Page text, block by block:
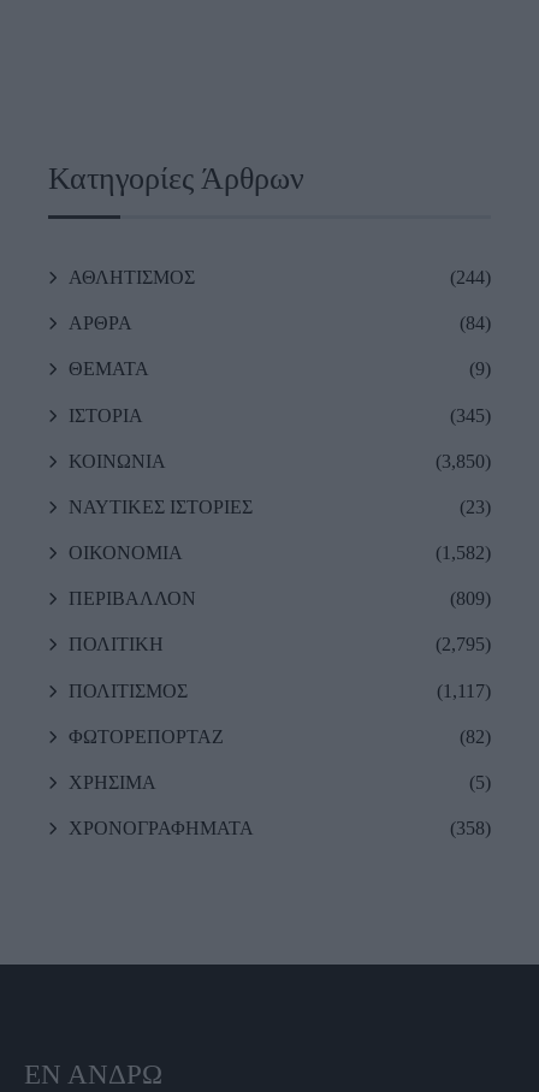
Κατηγορίες Άρθρων
ΑΘΛΗΤΙΣΜΟΣ (244)
ΑΡΘΡΑ (84)
ΘΕΜΑΤΑ (9)
ΙΣΤΟΡΙΑ (345)
ΚΟΙΝΩΝΙΑ (3,850)
ΝΑΥΤΙΚΕΣ ΙΣΤΟΡΙΕΣ (23)
ΟΙΚΟΝΟΜΙΑ (1,582)
ΠΕΡΙΒΑΛΛΟΝ (809)
ΠΟΛΙΤΙΚΗ (2,795)
ΠΟΛΙΤΙΣΜΟΣ (1,117)
ΦΩΤΟΡΕΠΟΡΤΑΖ (82)
ΧΡΗΣΙΜΑ (5)
ΧΡΟΝΟΓΡΑΦΗΜΑΤΑ (358)
ΕΝ ΆΝΔΡΩ